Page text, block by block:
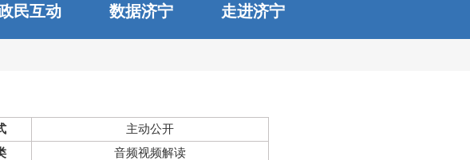
民互动 数据济宁 走进济宁
主动公开
音频视频解读